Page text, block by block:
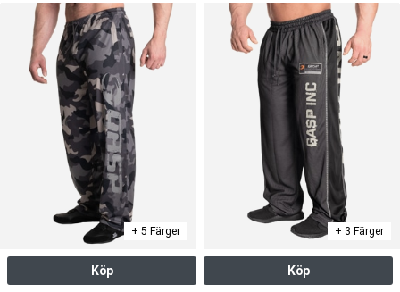
+ 5 Färger
Köp
+ 3 Färger
Köp